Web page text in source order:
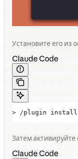
Установите его из
Claude Code
> /plugin install
Затем активируйте
Claude Code